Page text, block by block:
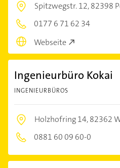
Spitzwegstr. 12,82398
0177 6 71 62 34
Webseite
Ingenieurbüro Kokai
INGENIEURBÜROS
Holzhofring 14,82362
0881 60 09 60-0